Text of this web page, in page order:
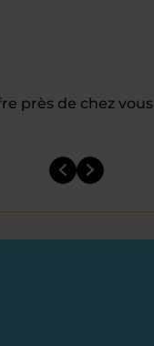
près de chez vous